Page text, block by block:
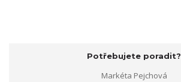
Potřebujete poradit?
Markéta Pejchová